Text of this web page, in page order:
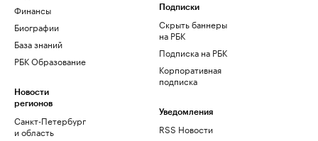
Финансы
Биографии
База знаний
РБК Образование
Новости
регионов
Санкт-Петербург
и область
Подписки
Скрыть баннеры
на РБК
Подписка на РБК
Корпоративная
подписка
Уведомления
RSS Новости